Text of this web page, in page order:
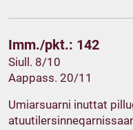
Imm./pkt.: 142
Siull. 8/10
Aappass. 20/11
Umiarsuarni inuttat